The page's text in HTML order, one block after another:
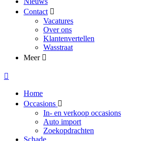
Contact
Vacatures
Over ons
Klantenvertellen
Wasstraat
Meer
Home
Occasions
In- en verkoop occasions
Auto import
Zoekopdrachten
Schade